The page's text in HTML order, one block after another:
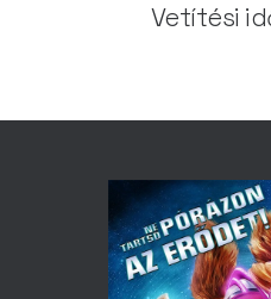
Vetítési